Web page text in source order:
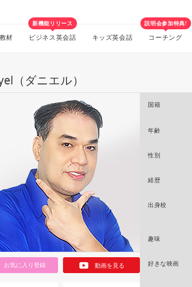
材
新機能リリース
ビジネス英会話 キッズ英会話
説明会参加特典!
コーチング
（ダニエル）
お気に入り登録 動画を見る
国籍
年齢
性別
経歴
出身校
趣味
好きな映画